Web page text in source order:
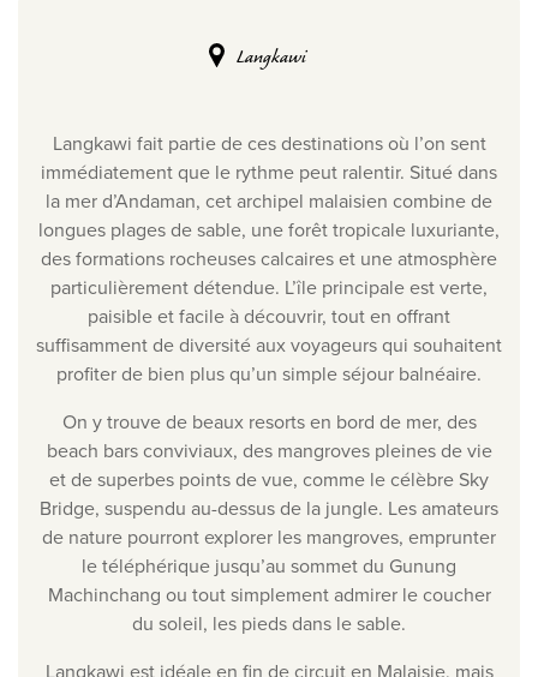
Langkawi
Langkawi fait partie de ces destinations où l’on sent
immédiatement que le rythme peut ralentir. Situé dans
la mer d’Andaman, cet archipel malaisien combine de
longues plages de sable, une forêt tropicale luxuriante,
des formations rocheuses calcaires et une atmosphère
particulièrement détendue. L’île principale est verte,
paisible et facile à découvrir, tout en offrant
suffisamment de diversité aux voyageurs qui souhaitent
profiter de bien plus qu’un simple séjour balnéaire.
On y trouve de beaux resorts en bord de mer, des
beach bars conviviaux, des mangroves pleines de vie
et de superbes points de vue, comme le célèbre Sky
Bridge, suspendu au-dessus de la jungle. Les amateurs
de nature pourront explorer les mangroves, emprunter
le téléphérique jusqu’au sommet du Gunung
Machinchang ou tout simplement admirer le coucher
du soleil, les pieds dans le sable.